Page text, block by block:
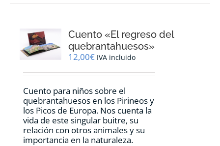
Cuento «El regreso del
quebrantahuesos»
12,00€ IVA incluido
Cuento para niños sobre el
quebrantahuesos en los Pirineos y
los Picos de Europa. Nos cuenta la
vida de este singular buitre, su
relación con otros animales y su
importancia en la naturaleza.